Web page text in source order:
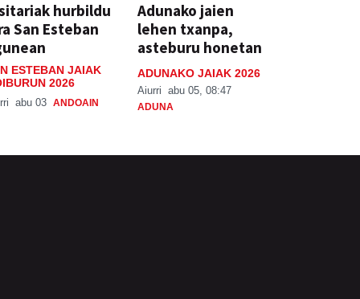
hurbildu
San Esteban
ESTEBAN JAIAK
2026
abu 03 ANDOAIN
Adunako jaien
lehen txanpa,
asteburu honetan
ADUNAKO JAIAK 2026
Aiurri abu 05, 08:47
ADUNA